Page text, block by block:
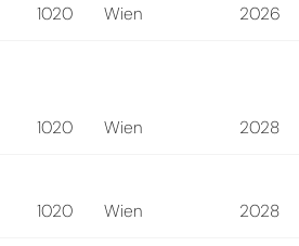
1020 Wien 2026
1020 Wien 2028
1020 Wien 2028